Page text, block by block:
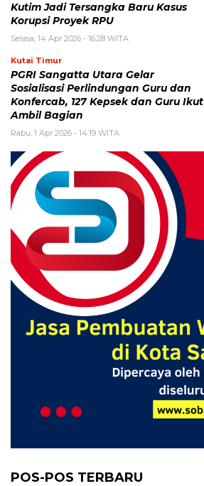
Kutim Jadi Tersangka Baru Kasus
Korupsi Proyek RPU
Selasa, 14 Apr 2026 - 16:28 WITA
Kutai Timur
PGRI Sangatta Utara Gelar
Sosialisasi Perlindungan Guru dan
Konfercab, 127 Kepsek dan Guru Ikut
Ambil Bagian
Rabu, 1 Apr 2026 - 14:19 WITA
POS-POS TERBARU